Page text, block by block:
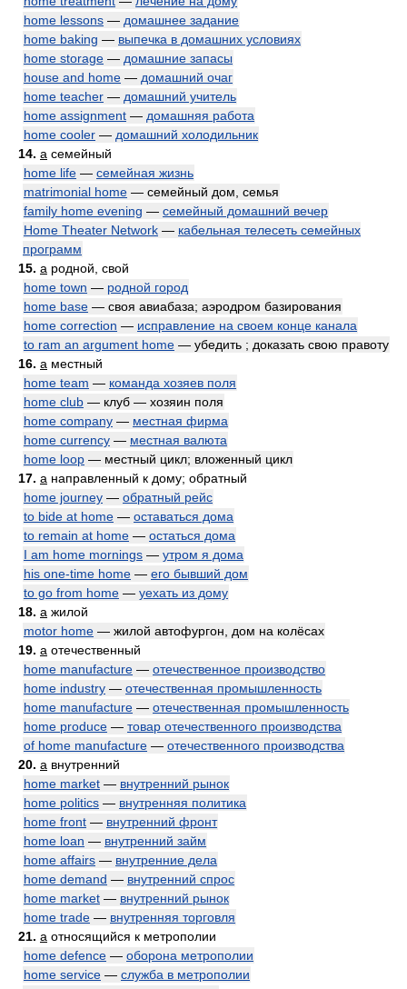
home lessons — домашнее задание
home baking — выпечка в домашних условиях
home storage — домашние запасы
house and home — домашний очаг
home teacher — домашний учитель
home assignment — домашняя работа
home cooler — домашний холодильник
14. a семейный
home life — семейная жизнь
matrimonial home — семейный дом, семья
family home evening — семейный домашний вечер
Home Theater Network — кабельная телесеть семейных
программ
15. a родной, свой
home town — родной город
home base — своя авиабаза; аэродром базирования
home correction — исправление на своем конце канала
to ram an argument home — убедить ; доказать свою правоту
16. a местный
home team — команда хозяев поля
home club — клуб — хозяин поля
home company — местная фирма
home currency — местная валюта
home loop — местный цикл; вложенный цикл
17. a направленный к дому; обратный
home journey — обратный рейс
to bide at home — оставаться дома
to remain at home — остаться дома
I am home mornings — утром я дома
his one-time home — его бывший дом
to go from home — уехать из дому
18. a жилой
motor home — жилой автофургон, дом на колёсах
19. a отечественный
home manufacture — отечественное производство
home industry — отечественная промышленность
home manufacture — отечественная промышленность
home produce — товар отечественного производства
of home manufacture — отечественного производства
20. a внутренний
home market — внутренний рынок
home politics — внутренняя политика
home front — внутренний фронт
home loan — внутренний займ
home affairs — внутренние дела
home demand — внутренний спрос
home market — внутренний рынок
home trade — внутренняя торговля
21. a относящийся к метрополии
home defence — оборона метрополии
home service — служба в метрополии